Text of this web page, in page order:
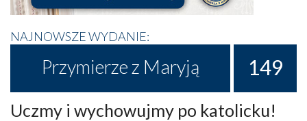
NAJNOWSZE WYDANIE:
Przymierze z Maryją 149
Uczmy i wychowujmy po katolicku!